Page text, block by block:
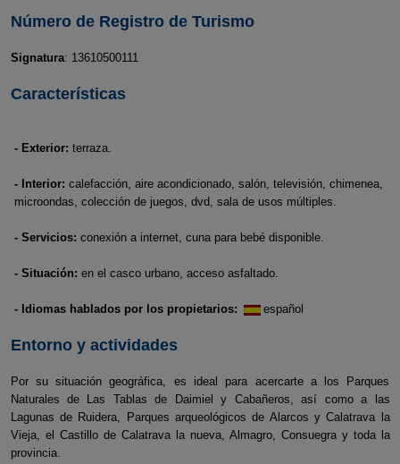
Número de Registro de Turismo
Signatura: 13610500111
Características
- Exterior: terraza.
- Interior: calefacción, aire acondicionado, salón, televisión, chimenea,
microondas, colección de juegos, dvd, sala de usos múltiples.
- Servicios: conexión a internet, cuna para bebé disponible.
- Situación: en el casco urbano, acceso asfaltado.
- Idiomas hablados por los propietarios: español
Entorno y actividades
Por su situación geográfica, es ideal para acercarte a los Parques
Naturales de Las Tablas de Daimiel y Cabañeros, así como a las
Lagunas de Ruidera, Parques arqueológicos de Alarcos y Calatrava la
Vieja, el Castillo de Calatrava la nueva, Almagro, Consuegra y toda la
provincia.